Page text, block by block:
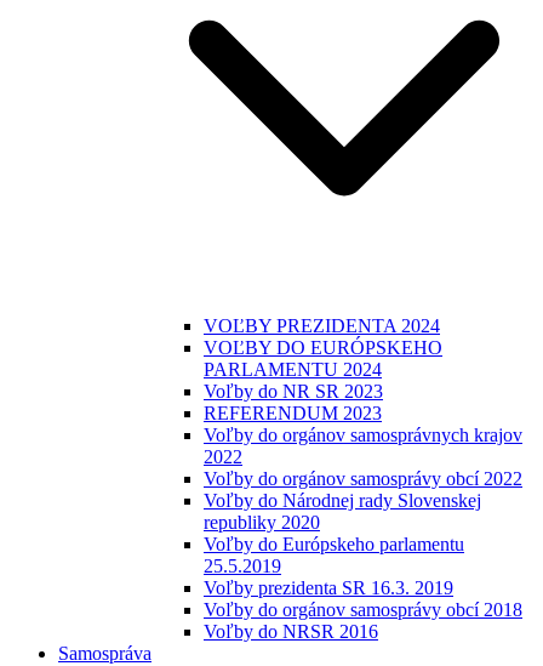
VOĽBY PREZIDENTA 2024
VOĽBY DO EURÓPSKEHO
PARLAMENTU 2024
Voľby do NR SR 2023
REFERENDUM 2023
Voľby do orgánov samosprávnych krajov
2022
Voľby do orgánov samosprávy obcí 2022
Voľby do Národnej rady Slovenskej
republiky 2020
Voľby do Európskeho parlamentu
25.5.2019
Voľby prezidenta SR 16.3. 2019
Voľby do orgánov samosprávy obcí 2018
Voľby do NRSR 2016
Samospráva